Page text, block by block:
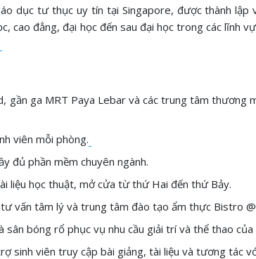
dục tư thục uy tín tại Singapore, được thành lập
đẳng, đại học đến sau đại học trong các lĩnh
gần ga MRT Paya Lebar và các trung tâm thương
viên mỗi phòng.
đủ phần mềm chuyên ngành.
liệu học thuật, mở cửa từ thứ Hai đến thứ Bảy.
vấn tâm lý và trung tâm đào tạo ẩm thực Bistro
bóng rổ phục vụ nhu cầu giải trí và thể thao của
sinh viên truy cập bài giảng, tài liệu và tương tác